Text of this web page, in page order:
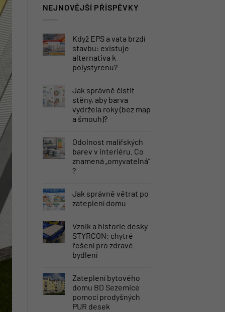
NEJNOVĚJŠÍ PŘÍSPĚVKY
Když EPS a vata brzdí
stavbu: existuje
alternativa k
polystyrenu?
Jak správně čistit
stěny, aby barva
vydržela roky (bez map
a šmouh)?
Odolnost malířských
barev v interiéru. Co
znamená „omyvatelná“
?
Jak správně větrat po
zateplení domu
Vznik a historie desky
STYRCON: chytré
řešení pro zdravé
bydlení
Zateplení bytového
domu BD Sezemice
pomocí prodyšných
PUR desek